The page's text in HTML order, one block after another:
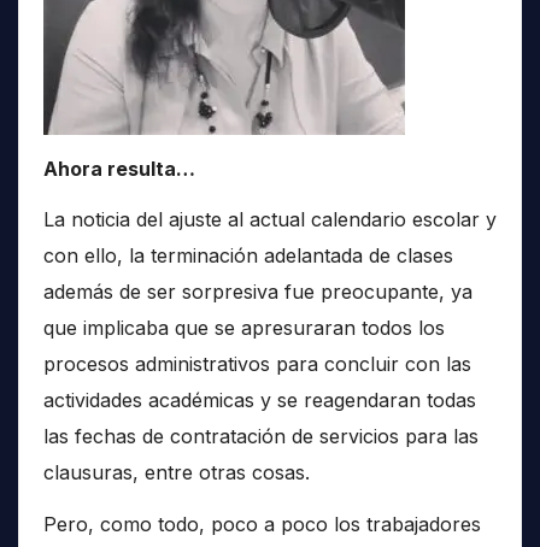
Ahora resulta…
La noticia del ajuste al actual calendario escolar y
con ello, la terminación adelantada de clases
además de ser sorpresiva fue preocupante, ya
que implicaba que se apresuraran todos los
procesos administrativos para concluir con las
actividades académicas y se reagendaran todas
las fechas de contratación de servicios para las
clausuras, entre otras cosas.
Pero, como todo, poco a poco los trabajadores